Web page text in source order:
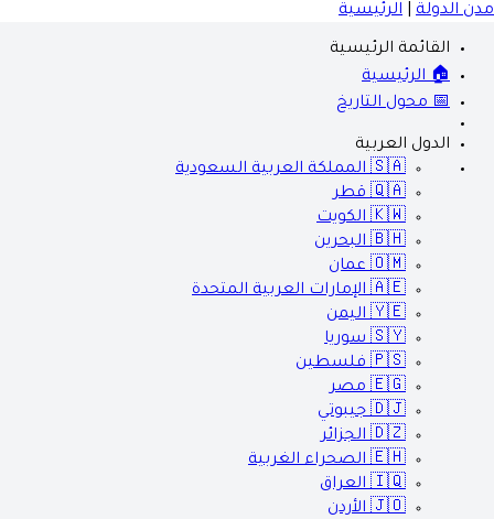
مدن الدولة الرئيسية
القائمة الرئيسية
🏠 الرئيسية
📅 محول التاريخ
الدول العربية
🇸🇦 المملكة العربية السعودية
🇶🇦 قطر
🇰🇼 الكويت
🇧🇭 البحرين
🇴🇲 عمان
🇦🇪 الإمارات العربية المتحدة
🇾🇪 اليمن
🇸🇾 سوريا
🇵🇸 فلسطين
🇪🇬 مصر
🇩🇯 جيبوتي
🇩🇿 الجزائر
🇪🇭 الصحراء الغربية
🇮🇶 العراق
🇯🇴 الأردن